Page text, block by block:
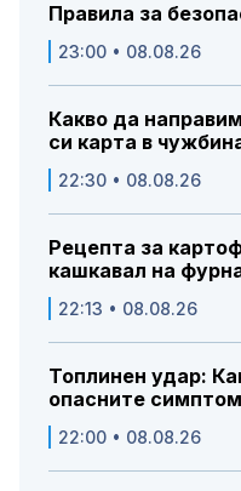
Правила за
23:00 • 08.08.26
Какво да
си карта в
22:30 • 08.08.26
Рецепта за
кашкавал на
22:13 • 08.08.26
Топлинен удар:
опасните
22:00 • 08.08.26